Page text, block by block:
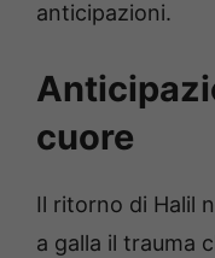
anticipazioni.
cuore
Il ritorno di Halil
a galla il trauma